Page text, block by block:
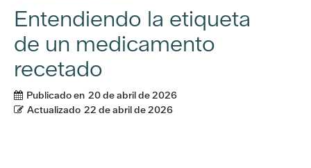
Entendiendo la etiqueta
de un medicamento
recetado
Publicado en 20 de abril de 2026
Actualizado 22 de abril de 2026